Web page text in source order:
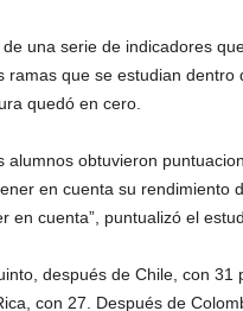
una serie de indicadores
que se estudian dentro
quedó en cero.
alumnos obtuvieron
en cuenta su rendimiento
cuenta”, puntualizó el
después de Chile, con 31
con 27. Después de